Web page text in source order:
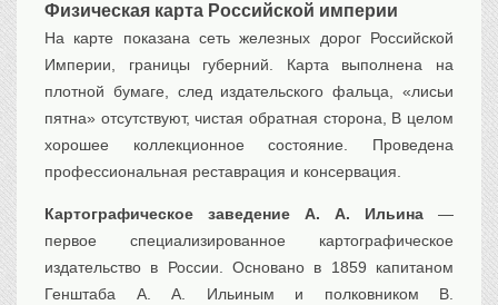
атрибутика
Выставочные экспонаты XVI-XIXв.
Разное
Физическая карта Российской империи
На карте показана сеть железных дорог Российской
Империи, границы губерний. Карта выполнена на
плотной бумаге, след издательского фальца, «лисьи
пятна» отсутствуют, чистая обратная сторона, В целом
хорошее коллекционное состояние. Проведена
профессиональная реставрация и консервация.
Картографическое заведение А. А. Ильина —
первое специализированное картографическое
издательство в России. Основано в 1859 капитаном
Генштаба А. А. Ильиным и полковником В.